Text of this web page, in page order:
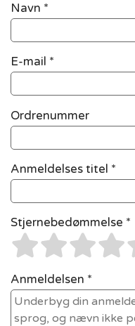
Navn *
E-mail *
Ordrenummer
Anmeldelses titel *
Stjernebedømmelse *
Anmeldelsen *